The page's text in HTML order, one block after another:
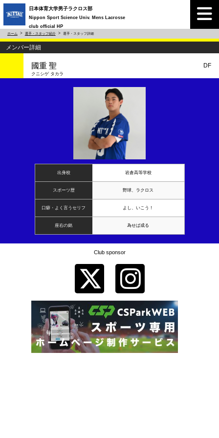
日本体育大学男子ラクロス部
Nippon Sport Science Univ. Mens Lacrosse
club official HP
ホーム 選手・スタッフ紹介 選手・スタッフ詳細
メンバー詳細
國重 聖
クニシゲ タカラ
DF
出身校 岩倉高等学校
スポーツ歴 野球、ラクロス
口癖・よく言うセリフ よし、いこう！
座右の銘 為せば成る
Club sponsor